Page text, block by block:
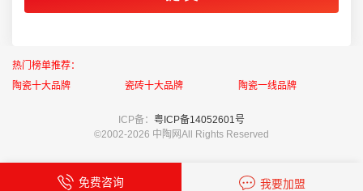
热门榜单推荐：
陶瓷十大品牌
瓷砖十大品牌 陶瓷一线品牌
ICP备： 粤ICP备14052601号
©2002-2026 中陶网All Rights Reserved
免费咨询 我要加盟